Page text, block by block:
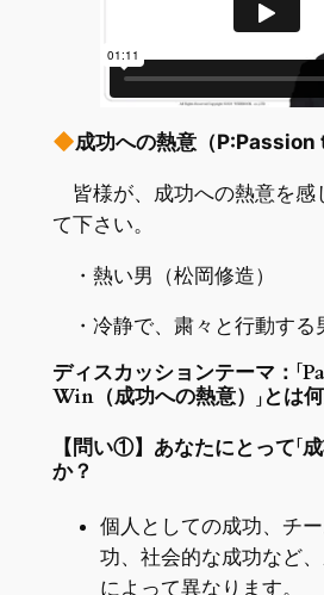
成功への熱意（P:Passion
皆様が、成功への熱意を感
て下さい。
・熱い男（松岡修造）
・冷静で、粛々と行動する
ディスカッションテーマ：「
Win（成功への熱意）」とは
【問い①】あなたにとって「
か？
個人としての成功、チ
功、社会的な成功など
によって異なります。